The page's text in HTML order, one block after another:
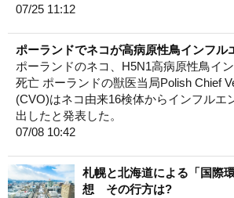
07/25 11:12
ポーランドでネコが高病原性鳥インフル
ポーランドのネコ、H5N1高病原性鳥イ
死亡 ポーランドの獣医当局Polish Chief
(CVO)はネコ由来16検体からインフルエ
出したと発表した。
07/08 10:42
札幌と北海道による「国際
想 その行方は?